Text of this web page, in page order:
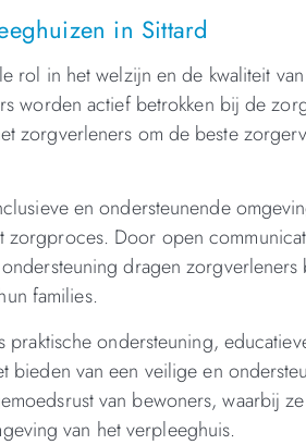
in Sittard
rol in het welzijn en de kwaliteit
worden actief betrokken bij de
zorgverleners om de beste
en ondersteunende
Door open
dragen
families.
praktische ondersteuning,
van een veilige en
van bewoners, waarbij
van het verpleeghuis.